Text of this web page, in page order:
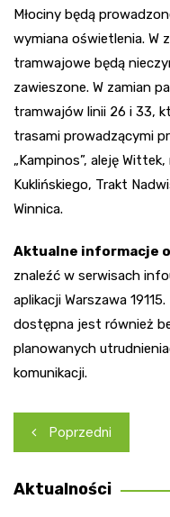
Młociny będą
wymiana oświetlenia. W
tramwajowe będą
zawieszone. W zamian
tramwajów linii 26 i 33,
trasami prowadzącymi
„Kampinos”, aleję
Kuklińskiego, Trakt
Winnica.
Aktualne informacje
znaleźć w serwisach
aplikacji Warszawa
dostępna jest również
planowanych
komunikacji.
Nawigacja
wpisu
Poprzedni
Aktualności